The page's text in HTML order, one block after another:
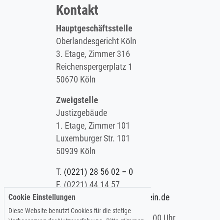
Kontakt
Hauptgeschäftsstelle
Oberlandesgericht Köln
3. Etage, Zimmer 316
Reichenspergerplatz 1
50670 Köln
Zweigstelle
Justizgebäude
1. Etage, Zimmer 101
Luxemburger Str. 101
50939 Köln
T. (0221) 28 56 02 – 0
F.(0221) 44 14 57
E.info@koelner-anwaltverein.de
Montag - Freitag: 9.00 – 15.00 Uhr
Cookie Einstellungen
Diese Website benutzt Cookies für die stetige